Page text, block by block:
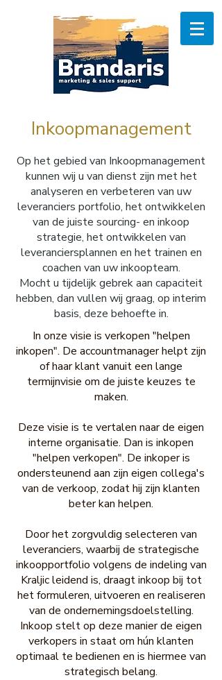
Inkoopmanagement
Op het gebied van Inkoopmanagement
kunnen wij u van dienst zijn met het
analyseren en verbeteren van uw
leveranciers portfolio, het ontwikkelen
van de juiste sourcing- en inkoop
strategie, het ontwikkelen van
leveranciersplannen en het trainen en
coachen van uw inkoopteam.
Mocht u tijdelijk gebrek aan capaciteit
hebben, dan vullen wij graag, op interim
basis, deze behoefte in.
In onze visie is verkopen "helpen
inkopen". De accountmanager helpt zijn
of haar klant vanuit een lange
termijnvisie om de juiste keuzes te
maken.
Deze visie is te vertalen naar de eigen
interne organisatie. Dan is inkopen
"helpen verkopen". De inkoper is
ondersteunend aan zijn eigen collega's
van de verkoop, zodat hij zijn klanten
beter kan helpen.
Door het zorgvuldig selecteren van
leveranciers, waarbij de strategische
inkoopportfolio volgens de indeling van
Kraljic leidend is, draagt inkoop bij tot
het formuleren, uitvoeren en realiseren
van de ondernemingsdoelstelling.
Inkoop stelt op deze manier de eigen
verkopers in staat om hún klanten
optimaal te bedienen en is hiermee van
strategisch belang.